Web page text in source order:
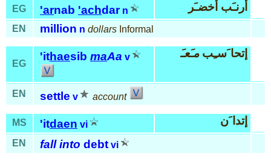
EG 'arnab 'achdar n أرنـَب أخضـَر
EN million n dollars Informal
EG
'ithaesib maAa v إتحا َسـِبمـَعـَ
EN settle v account
MS 'itdaen vi إتدا َن
EN fall into debt vi